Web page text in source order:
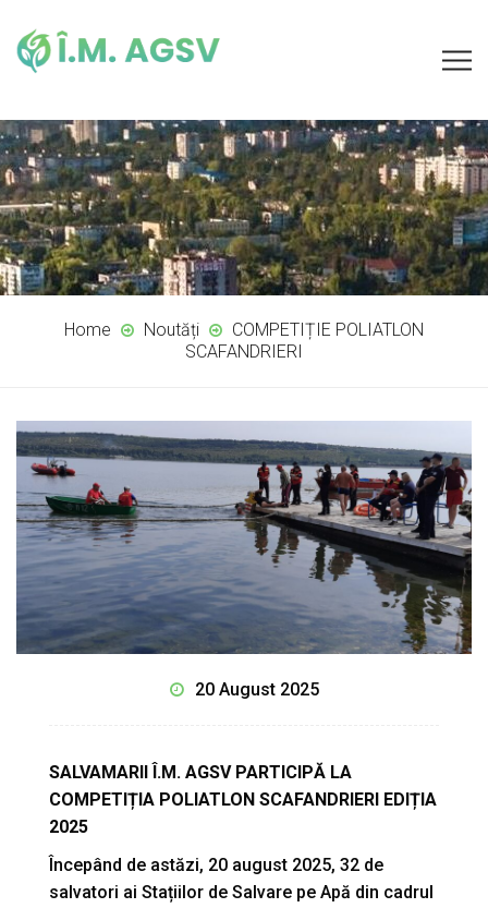
Home Noutăți
COMPETIȚIE POLIATLON
SCAFANDRIERI
20 August 2025
SALVAMARII Î.M. AGSV PARTICIPĂ LA
COMPETIȚIA POLIATLON SCAFANDRIERI EDIȚIA
2025
Începând de astăzi, 20 august 2025, 32 de
salvatori ai Stațiilor de Salvare pe Apă din cadrul